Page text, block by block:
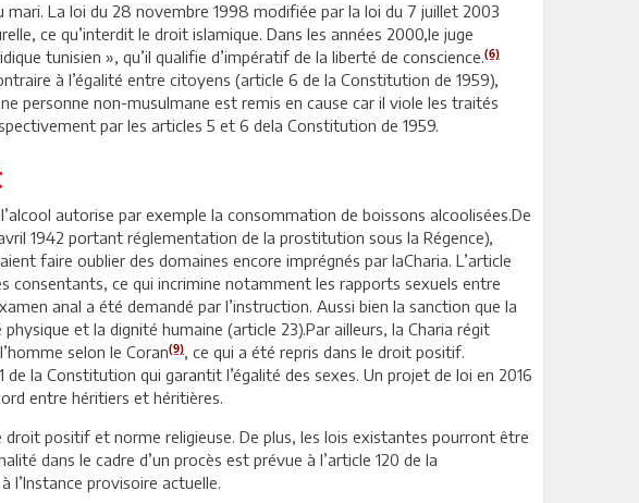
La loi du 28 novembre 1998 modifiée par la loi du 7 juillet 2003
ce qu’interdit le droit islamique. Dans les années 2000,le juge
tunisien », qu’il qualifie d’impératif de la liberté de conscience.(6)
à l’égalité entre citoyens (article 6 de la Constitution de 1959),
personne non-musulmane est remis en cause car il viole les traités
par les articles 5 et 6 dela Constitution de 1959.
autorise par exemple la consommation de boissons alcoolisées.De
1942 portant réglementation de la prostitution sous la Régence),
faire oublier des domaines encore imprégnés par laCharia. L’article
consentants, ce qui incrimine notamment les rapports sexuels entre
anal a été demandé par l’instruction. Aussi bien la sanction que la
et la dignité humaine (article 23).Par ailleurs, la Charia régit
selon le Coran(9), ce qui a été repris dans le droit positif.
la Constitution qui garantit l’égalité des sexes. Un projet de loi en 2016
entre héritiers et héritières.
positif et norme religieuse. De plus, les lois existantes pourront être
dans le cadre d’un procès est prévue à l’article 120 de la
l’Instance provisoire actuelle.